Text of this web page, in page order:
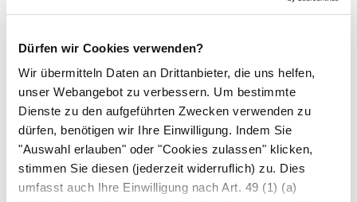
Dürfen wir Cookies verwenden?
Wir übermitteln Daten an Drittanbieter, die uns helfen,
unser Webangebot zu verbessern. Um bestimmte
Dienste zu den aufgeführten Zwecken verwenden zu
dürfen, benötigen wir Ihre Einwilligung. Indem Sie
"Auswahl erlauben" oder "Cookies zulassen" klicken,
stimmen Sie diesen (jederzeit widerruflich) zu. Dies
umfasst auch Ihre Einwilligung nach Art. 49 (1) (a)
17 Organsysteme untersucht
Dass auch zu viel Schlaf nicht gesund ist, haben
Forschende schon länger vermutet. Eine neue
Studie hat nun untersucht, wie sich zu viel Schlaf
auf die Alterung auswirkt. Dafür entwickelten sie
ein Modell, in das sie die Daten von einer halben